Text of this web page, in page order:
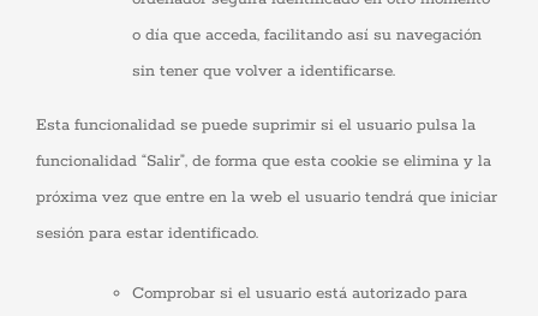
o día que acceda, facilitando así su navegación
sin tener que volver a identificarse.
Esta funcionalidad se puede suprimir si el usuario pulsa la
funcionalidad “Salir”, de forma que esta cookie se elimina y la
próxima vez que entre en la web el usuario tendrá que iniciar
sesión para estar identificado.
Comprobar si el usuario está autorizado para